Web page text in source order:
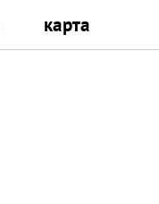
карта